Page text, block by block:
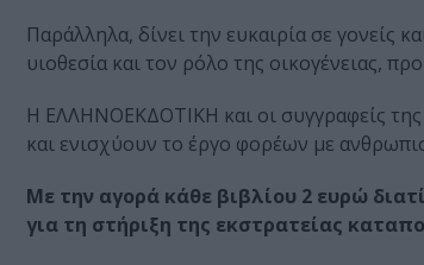
Παράλληλα, δίνει την ευκαιρία σε γονείς
υιοθεσία και τον ρόλο της οικογένειας,
Η ΕΛΛΗΝΟΕΚΔΟΤΙΚΗ και οι συγγραφείς της
και ενισχύουν το έργο φορέων με
Με την αγορά κάθε βιβλίου 2 ευρώ
για τη στήριξη της εκστρατείας